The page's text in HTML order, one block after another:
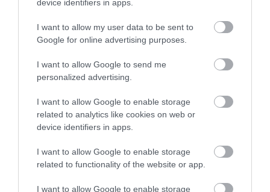
device identifiers in apps.
I want to allow my user data to be sent to
Google for online advertising purposes.
I want to allow Google to send me
personalized advertising.
I want to allow Google to enable storage
related to analytics like cookies on web or
device identifiers in apps.
I want to allow Google to enable storage
related to functionality of the website or app.
I want to allow Google to enable storage
ΔΗΜΟΦΙΛΗ